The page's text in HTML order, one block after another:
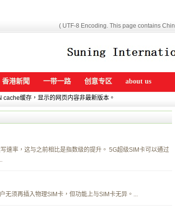
( UTF-8 Encoding. This page contains
香港新聞 一带一路 创意专区 about us
缓存，显示的网页内容非最新版本。
速率，这与之前相比是指数级的提升。 5G超级SIM卡可以通过
无须再插入物理SIM卡，但功能上与SIM卡无异。...